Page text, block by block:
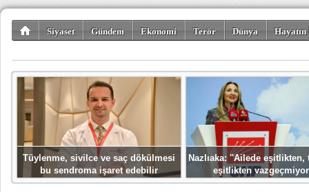
Siyaset Gündem Ekonomi Terör Dünya
Tüylenme, sivilce ve saç dökülmesi
bu sendroma işaret edebilir
Nazlıaka: ''Ailede eşitlikten,
eşitlikten